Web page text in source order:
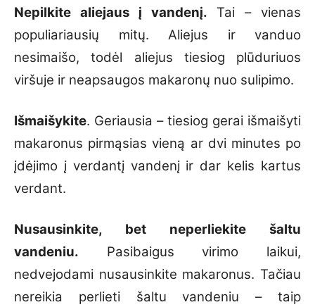
Nepilkite aliejaus į vandenį. Tai – vienas
populiariausių mitų. Aliejus ir vanduo
nesimaišo, todėl aliejus tiesiog plūduriuos
viršuje ir neapsaugos makaronų nuo sulipimo.
Išmaišykite. Geriausia – tiesiog gerai išmaišyti
makaronus pirmąsias vieną ar dvi minutes po
įdėjimo į verdantį vandenį ir dar kelis kartus
verdant.
Nusausinkite, bet neperliekite šaltu
vandeniu. Pasibaigus virimo laikui,
nedvejodami nusausinkite makaronus. Tačiau
nereikia perlieti šaltu vandeniu – taip